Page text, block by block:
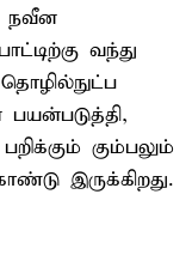
நவீன
வந்து
கும்பலும்
இருக்கிறது.